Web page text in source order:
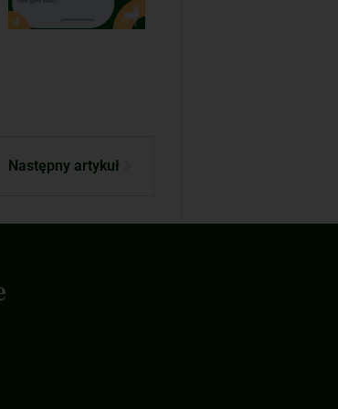
Następny artykuł